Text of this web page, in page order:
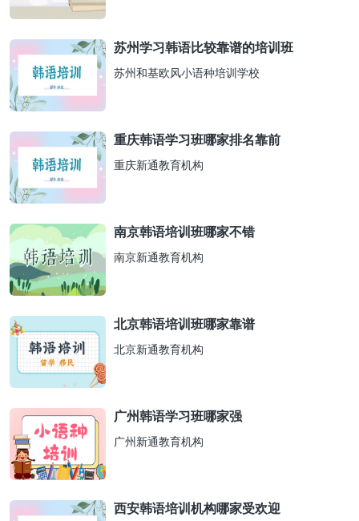
苏州学习韩语比较靠谱的培训班
苏州和基欧风小语种培训学校
重庆韩语学习班哪家排名靠前
重庆新通教育机构
南京韩语培训班哪家不错
南京新通教育机构
北京韩语培训班哪家靠谱
北京新通教育机构
广州韩语学习班哪家强
广州新通教育机构
西安韩语培训机构哪家受欢迎